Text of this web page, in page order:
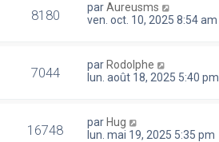
8180 parAureusms
ven. oct. 10, 2025 8:54 am
7044 par Rodolphe
lun. août 18, 2025 5:40 pm
16748 par Hug
lun. mai 19, 2025 5:35 pm